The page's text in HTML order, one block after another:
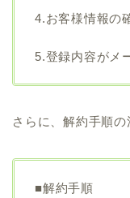
4.お客様情報の
5.登録内容がメ
さらに、解約手順の
■解約手順